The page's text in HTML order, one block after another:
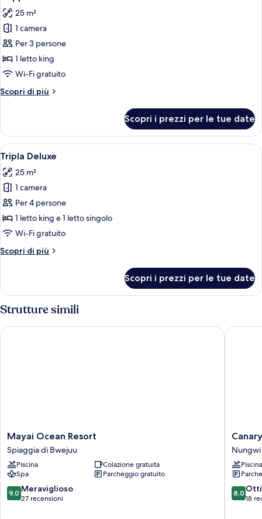
tutte
le
foto
per
Doppia
Deluxe
25 m²
1 camera
Per 3 persone
1 letto king
Wi-Fi gratuito
Scopri di più
Altri
Deluxe
Scopri i prezzi per le tue date
Apri
tutte
le
foto
per
Tripla
Deluxe
Minibar, culla da viaggio, Wi-Fi
16
Tripla Deluxe
25 m²
1 camera
Per 4 persone
1 letto king e 1 letto singolo
Wi-Fi gratuito
Scopri di più
Altri
Deluxe
Scopri i prezzi per le tue date
Strutture simili
Mayai
Ocean
Resort
Spiaggia
di
Bwejuu
Mayai Ocean Resort
Spiaggia di Bwejuu
Piscina
Colazione gratuita
Spa
Parcheggio gratuito
9.0
su
9,0 Meraviglioso
27 recensioni
Mayai Ocean Resort
Canary
Golden
Hotel
Nungwi
Nungwi
Piscina
8.0
su
8,0
18
Canary